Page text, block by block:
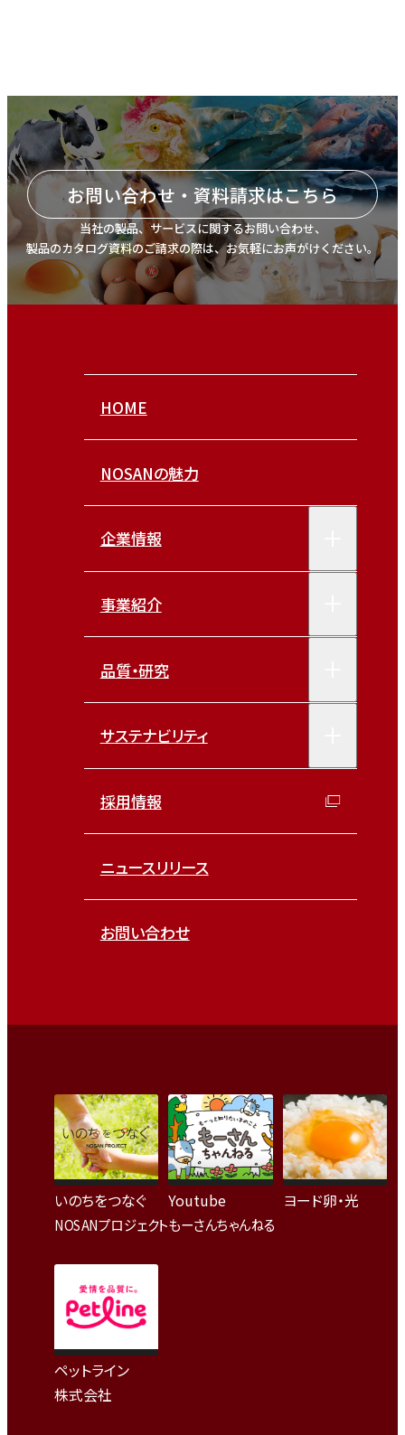
お問い合わせ・資料請求はこちら
当社の製品、サービスに関するお問い合わせ、
製品のカタログ資料のご請求の際は、お気軽にお声がけください。
HOME
NOSANの魅力
企業情報
事業紹介
品質・研究
サステナビリティ
採用情報
ニュースリリース
お問い合わせ
いのちをつなぐ
NOSANプロジェクト
Youtube
もーさんちゃんねる
ヨード卵・光
ペットライン
株式会社